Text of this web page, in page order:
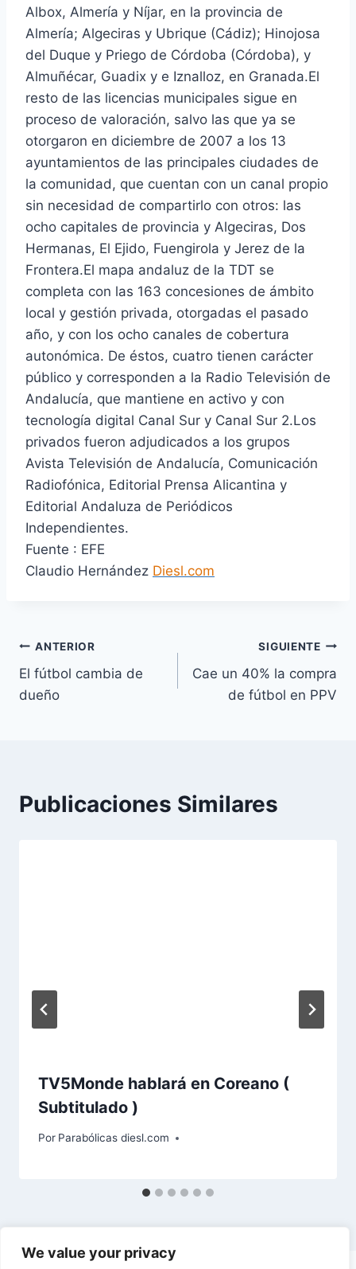
We value your privacy
Albox, Almería y Níjar, en la provincia de
Almería; Algeciras y Ubrique (Cádiz); Hinojosa
del Duque y Priego de Córdoba (Córdoba), y
Almuñécar, Guadix y e Iznalloz, en Granada.El
resto de las licencias municipales sigue en
proceso de valoración, salvo las que ya se
otorgaron en diciembre de 2007 a los 13
ayuntamientos de las principales ciudades de
la comunidad, que cuentan con un canal propio
sin necesidad de compartirlo con otros: las
ocho capitales de provincia y Algeciras, Dos
Hermanas, El Ejido, Fuengirola y Jerez de la
Frontera.El mapa andaluz de la TDT se
completa con las 163 concesiones de ámbito
local y gestión privada, otorgadas el pasado
año, y con los ocho canales de cobertura
autonómica. De éstos, cuatro tienen carácter
público y corresponden a la Radio Televisión de
Andalucía, que mantiene en activo y con
tecnología digital Canal Sur y Canal Sur 2.Los
privados fueron adjudicados a los grupos
Avista Televisión de Andalucía, Comunicación
Radiofónica, Editorial Prensa Alicantina y
Editorial Andaluza de Periódicos
Independientes.
Fuente : EFE
Claudio Hernández Diesl.com
Navegación
de
ANTERIOR
El fútbol cambia de
dueño
SIGUIENTE
Cae un 40% la compra
de fútbol en PPV
Publicaciones Similares
TV5Monde hablará en Coreano (
Subtitulado )
Por Parabólicas diesl.com